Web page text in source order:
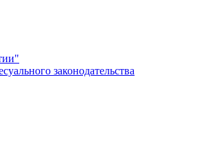
законодательства